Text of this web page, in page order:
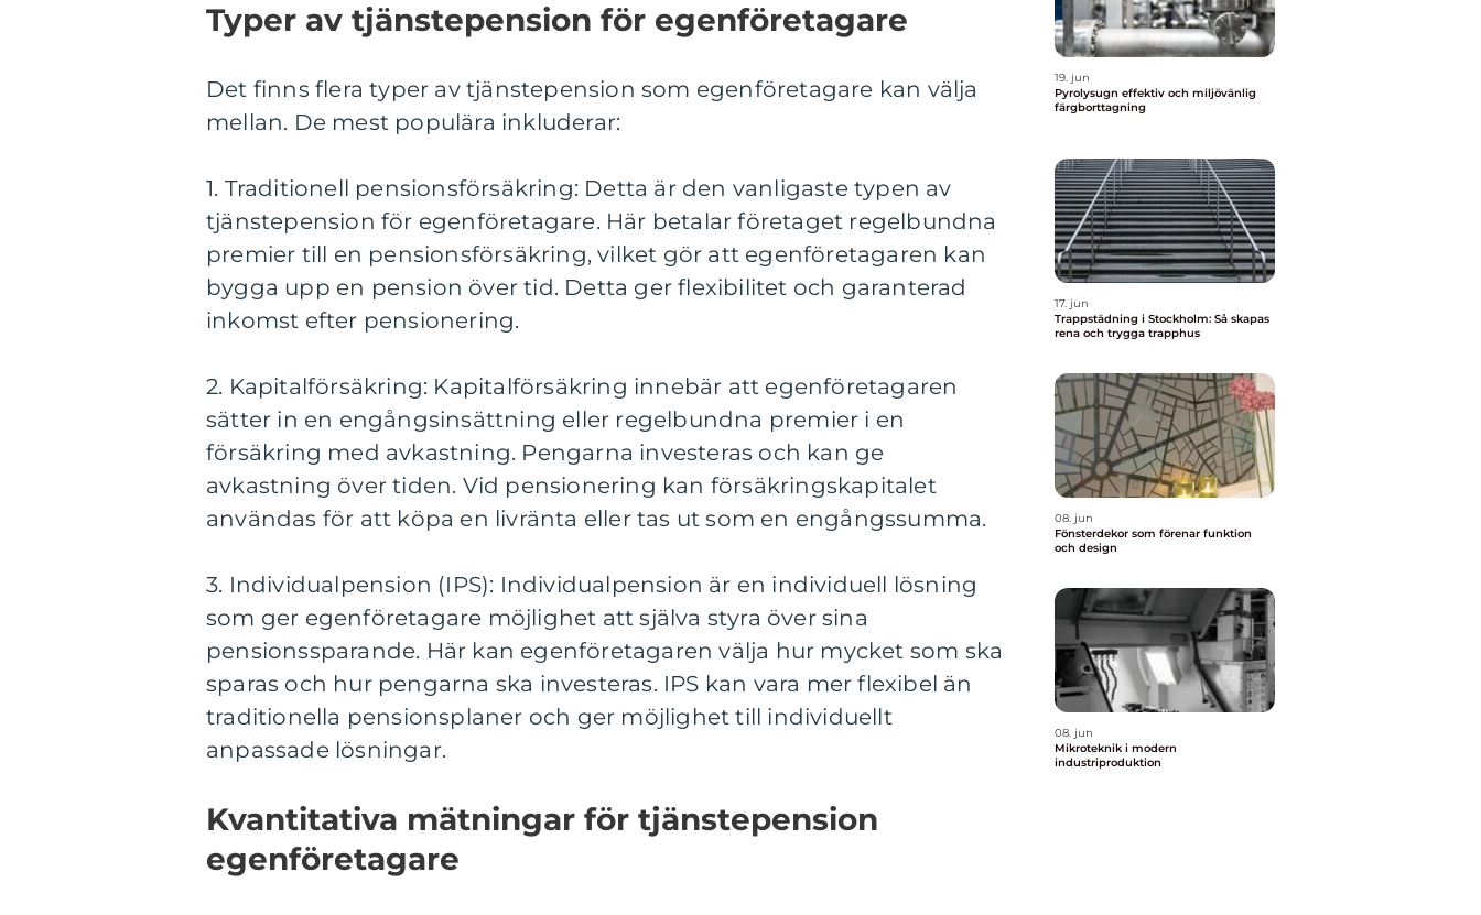
Typer av tjänstepension för egenföretagare
Det finns flera typer av tjänstepension som egenföretagare kan välja
mellan. De mest populära inkluderar:
1. Traditionell pensionsförsäkring: Detta är den vanligaste typen av
tjänstepension för egenföretagare. Här betalar företaget regelbundna
premier till en pensionsförsäkring, vilket gör att egenföretagaren kan
bygga upp en pension över tid. Detta ger flexibilitet och garanterad
inkomst efter pensionering.
2. Kapitalförsäkring: Kapitalförsäkring innebär att egenföretagaren
sätter in en engångsinsättning eller regelbundna premier i en
försäkring med avkastning. Pengarna investeras och kan ge
avkastning över tiden. Vid pensionering kan försäkringskapitalet
användas för att köpa en livränta eller tas ut som en engångssumma.
3. Individualpension (IPS): Individualpension är en individuell lösning
som ger egenföretagare möjlighet att själva styra över sina
pensionssparande. Här kan egenföretagaren välja hur mycket som ska
sparas och hur pengarna ska investeras. IPS kan vara mer flexibel än
traditionella pensionsplaner och ger möjlighet till individuellt
anpassade lösningar.
Kvantitativa mätningar för tjänstepension
egenföretagare
19. jun
Pyrolysugn effektiv och miljövänlig
färgborttagning
17. jun
Trappstädning i Stockholm: Så skapas
rena och trygga trapphus
08. jun
Fönsterdekor som förenar funktion
och design
08. jun
Mikroteknik i modern
industriproduktion